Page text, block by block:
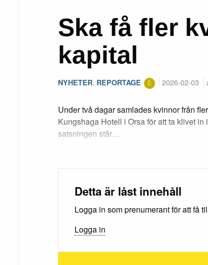
Ska få fler
kapital
NYHETER, REPORTAGE 2026-02-03
Under två dagar samlades kvinnor från
Kungshaga Hotell i Orsa för att ta klivet
satsningen står…
Detta är låst innehåll
Logga in som prenumerant för att få
Logga in